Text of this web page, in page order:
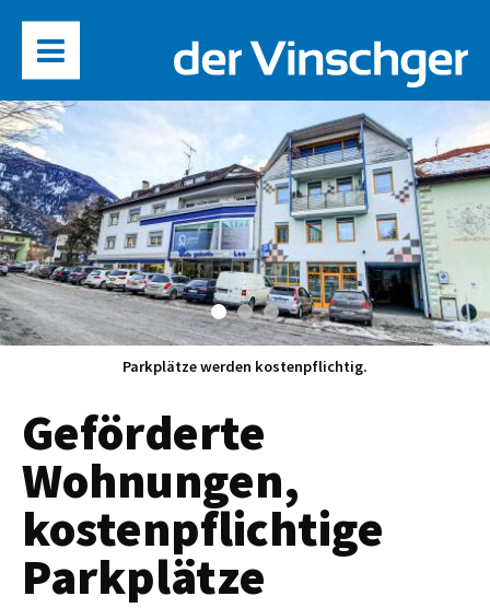
Parkplätze werden kostenpflichtig.
Geförderte
Wohnungen,
kostenpflichtige
Parkplätze